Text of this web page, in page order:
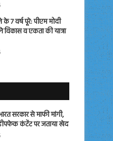
7 वर्ष पूरे: पीएम मोदी
व एकता की यात्रा
सरकार से माफी मांगी,
कंटेंट पर जताया खेद